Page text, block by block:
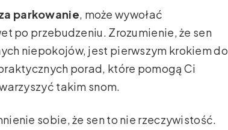
parkowanie, może wywołać
po przebudzeniu. Zrozumienie, że sen
niepokojów, jest pierwszym krokiem do
porad, które pomogą Ci
takim snom.
sobie, że sen to nie rzeczywistość.